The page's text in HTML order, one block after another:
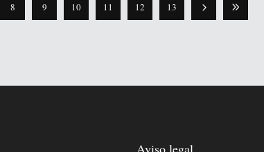
8 9 10 11 12 13
Aviso legal